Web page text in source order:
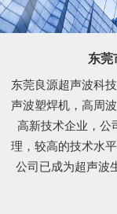
东莞
东莞良源超声波科
声波塑焊机，高周
高新技术企业，公
理，较高的技术水
公司已成为超声波